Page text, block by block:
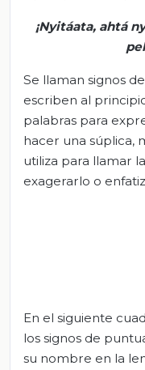
¡Nyitáata, ahtá
Se llaman signos
escriben al
palabras para
hacer una súplica,
utiliza para llamar
exagerarlo o
En el siguiente
los signos de
su nombre en la